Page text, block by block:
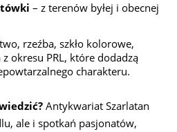
– z terenów byłej i obecnej
rzeźba, szkło kolorowe,
okresu PRL, które dodadzą
charakteru.
Antykwariat Szarlatan
ale i spotkań pasjonatów,